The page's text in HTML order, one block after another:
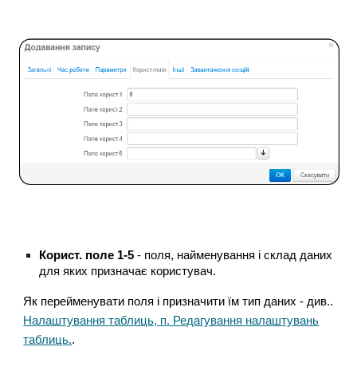
Корист. поле 1-5- поля, найменування і склад даних
для яких призначає користувач.
Як перейменувати поля і призначити їм тип даних - див..
Налаштування таблиць, п. Редагування налаштувань
таблиць..